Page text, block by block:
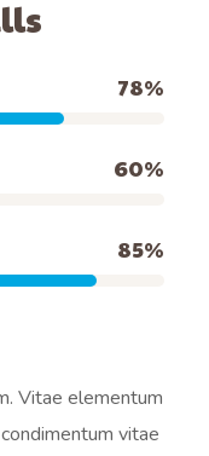
78%
60%
85%
Vitae elementum
vitae